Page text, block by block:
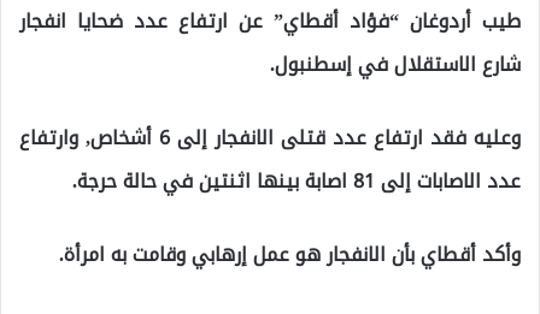
طيب أردوغان “فؤاد أقطاي” عن ارتفاع عدد ضحايا انفجار
شارع الاستقلال في إسطنبول.
وعليه فقد ارتفاع عدد قتلى الانفجار إلى 6 أشخاص, وارتفاع
عدد الاصابات إلى 81 اصابة بينها اثنتين في حالة حرجة.
وأكد أقطاي بأن الانفجار هو عمل إرهابي وقامت به امرأة.